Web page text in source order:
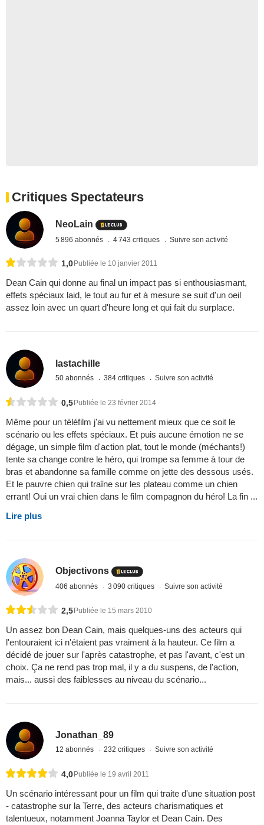
Critiques Spectateurs
NeoLain
5 896 abonnés 4 743 critiques Suivre son activité
1,0 Publiée le 10 janvier 2011
Dean Cain qui donne au final un impact pas si enthousiasmant,
effets spéciaux laid, le tout au fur et à mesure se suit d'un oeil
assez loin avec un quart d'heure long et qui fait du surplace.
lastachille
50 abonnés 384 critiques Suivre son activité
0,5Publiée le 23 février 2014
Même pour un téléfilm j'ai vu nettement mieux que ce soit le
scénario ou les effets spéciaux. Et puis aucune émotion ne se
dégage, un simple film d'action plat, tout le monde (méchants!)
tente sa change contre le héro, qui trompe sa femme à tour de
bras et abandonne sa famille comme on jette des dessous usés.
Et le pauvre chien qui traîne sur les plateau comme un chien
errant! Oui un vrai chien dans le film compagnon du héro! La fin ...
Lire plus
Objectivons
406 abonnés 3 090 critiques Suivre son activité
2,5Publiée le 15 mars 2010
Un assez bon Dean Cain, mais quelques-uns des acteurs qui
l'entouraient ici n'étaient pas vraiment à la hauteur. Ce film a
décidé de jouer sur l'après catastrophe, et pas l'avant, c'est un
choix. Ça ne rend pas trop mal, il y a du suspens, de l'action,
mais... aussi des faiblesses au niveau du scénario...
Jonathan_89
12 abonnés 232 critiques Suivre son activité
4,0 Publiée le 19 avril 2011
Un scénario intéressant pour un film qui traite d'une situation post
- catastrophe sur la Terre, des acteurs charismatiques et
talentueux, notamment Joanna Taylor et Dean Cain. Des